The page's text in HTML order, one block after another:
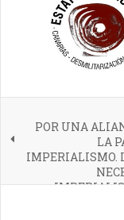
POR UNA
LA
IMPERIALISMO.